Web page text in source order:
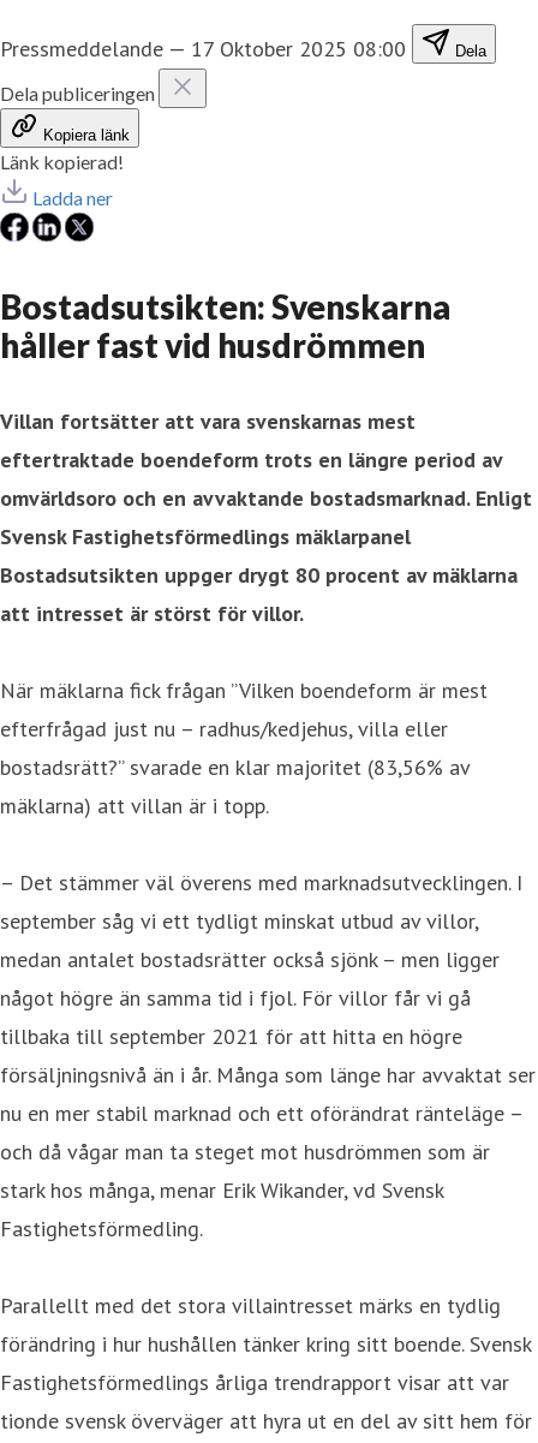
Pressmeddelande — 17 Oktober 2025 08:00 Dela
Dela publiceringen
Kopiera länk
Länk kopierad!
Ladda ner
Bostadsutsikten: Svenskarna
håller fast vid husdrömmen
Villan fortsätter att vara svenskarnas mest
eftertraktade boendeform trots en längre period av
omvärldsoro och en avvaktande bostadsmarknad. Enligt
Svensk Fastighetsförmedlings mäklarpanel
Bostadsutsikten uppger drygt 80 procent av mäklarna
att intresset är störst för villor.
När mäklarna fick frågan ”Vilken boendeform är mest
efterfrågad just nu – radhus/kedjehus, villa eller
bostadsrätt?” svarade en klar majoritet (83,56% av
mäklarna) att villan är i topp.
– Det stämmer väl överens med marknadsutvecklingen. I
september såg vi ett tydligt minskat utbud av villor,
medan antalet bostadsrätter också sjönk – men ligger
något högre än samma tid i fjol. För villor får vi gå
tillbaka till september 2021 för att hitta en högre
försäljningsnivå än i år. Många som länge har avvaktat ser
nu en mer stabil marknad och ett oförändrat ränteläge –
och då vågar man ta steget mot husdrömmen som är
stark hos många, menar Erik Wikander, vd Svensk
Fastighetsförmedling.
Parallellt med det stora villaintresset märks en tydlig
förändring i hur hushållen tänker kring sitt boende. Svensk
Fastighetsförmedlings årliga trendrapport visar att var
tionde svensk överväger att hyra ut en del av sitt hem för